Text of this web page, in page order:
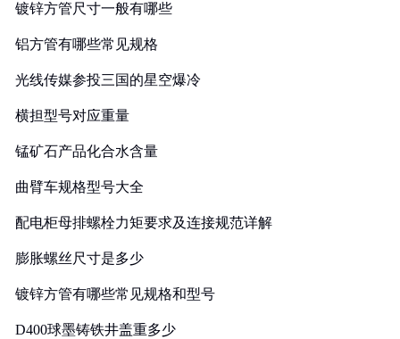
镀锌方管尺寸一般有哪些
铝方管有哪些常见规格
光线传媒参投三国的星空爆冷
横担型号对应重量
锰矿石产品化合水含量
曲臂车规格型号大全
配电柜母排螺栓力矩要求及连接规范详解
膨胀螺丝尺寸是多少
镀锌方管有哪些常见规格和型号
D400球墨铸铁井盖重多少